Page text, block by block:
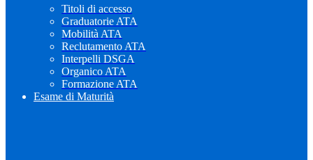
Titoli di accesso
Graduatorie ATA
Mobilità ATA
Reclutamento ATA
Interpelli DSGA
Organico ATA
Formazione ATA
Esame di Maturità